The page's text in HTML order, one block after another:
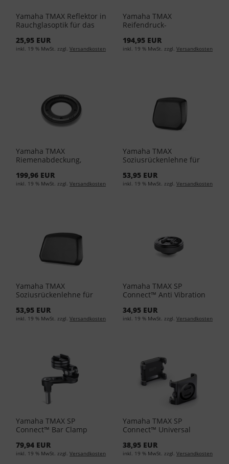
Yamaha TMAX Reflektor in
Rauchglasoptik für das
S0-00 - Smoke
25,95 EUR
inkl. 19 % MwSt. zzgl. Versandkosten
Yamaha TMAX
Reifendruck-
HTPMK-00-00 - Black
194,95 EUR
inkl. 19 % MwSt. zzgl. Versandkosten
Yamaha TMAX
Riemenabdeckung,
00 - Grey
199,96 EUR
inkl. 19 % MwSt. zzgl. Versandkosten
Yamaha TMAX
Soziusrückenlehne für
F84U0-00-00 - Black
53,95 EUR
inkl. 19 % MwSt. zzgl. Versandkosten
Yamaha TMAX
Soziusrückenlehne für
F84U0-10-00 - Black
53,95 EUR
inkl. 19 % MwSt. zzgl. Versandkosten
Yamaha TMAX SP
Connect™ Anti Vibration
- Black
34,95 EUR
inkl. 19 % MwSt. zzgl. Versandkosten
Yamaha TMAX SP
Connect™ Bar Clamp
00-00 - Black
79,94 EUR
inkl. 19 % MwSt. zzgl. Versandkosten
Yamaha TMAX SP
Connect™ Universal
FUPCL-00-00 - Black
38,95 EUR
inkl. 19 % MwSt. zzgl. Versandkosten